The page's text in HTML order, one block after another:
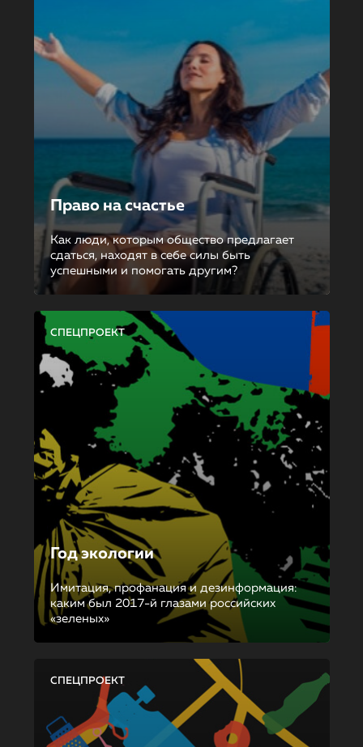
Право на счастье
Как люди, которым общество предлагает
сдаться, находят в себе силы быть
успешными и помогать другим?
СПЕЦПРОЕКТ
Год экологии
Имитация, профанация и дезинформация:
каким был 2017-й глазами российских
«зеленых»
СПЕЦПРОЕКТ